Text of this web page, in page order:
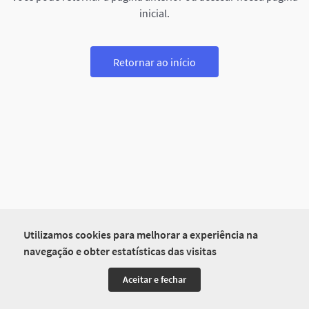
Utilizamos cookies para melhorar a experiência na
navegação e obter estatísticas das visitas
Aceitar e fechar
inicial.
Retornar ao início